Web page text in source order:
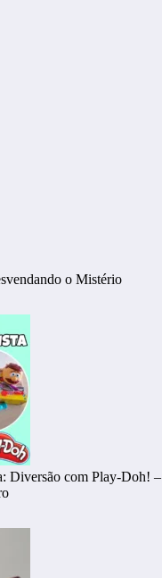
o Mistério
Diversão com Play-Doh! –